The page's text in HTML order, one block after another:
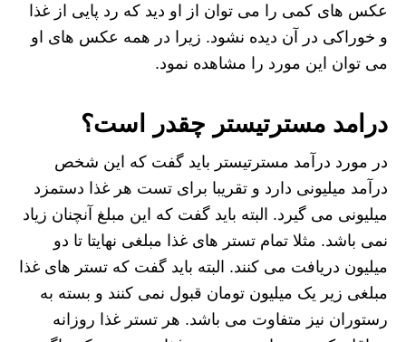
عکس های کمی را می توان از او دید که رد پایی از غذا
و خوراکی در آن دیده نشود. زیرا در همه عکس های او
می توان این مورد را مشاهده نمود.
درامد مسترتیستر چقدر است؟
در مورد درآمد مسترتیستر باید گفت که این شخص
درآمد میلیونی دارد و تقریبا برای تست هر غذا دستمزد
میلیونی می گیرد. البته باید گفت که این مبلغ آنچنان زیاد
نمی باشد. مثلا تمام تستر های غذا مبلغی نهایتا تا دو
میلیون دریافت می کنند. البته باید گفت که تستر های غذا
مبلغی زیر یک میلیون تومان قبول نمی کنند و بسته به
رستوران نیز متفاوت می باشد. هر تستر غذا روزانه